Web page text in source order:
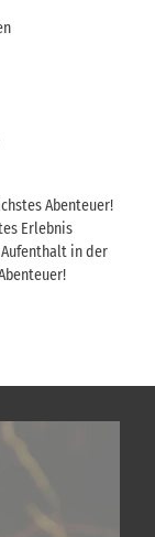
Abenteuer!
Erlebnis
in der